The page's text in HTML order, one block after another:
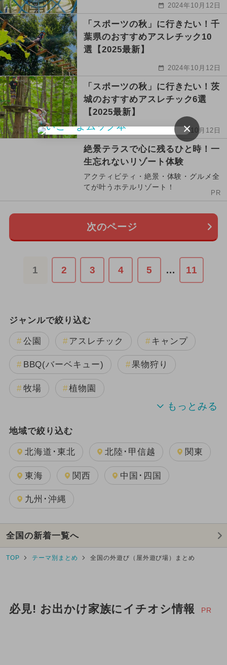
2024年10月12日
「スポーツの秋」に行きたい！千
葉県のおすすめアスレチック10
選【2025最新】
2024年10月12日
「スポーツの秋」に行きたい！茨
城のおすすめアスレチック6選
【2025最新】
2024年10月12日
絶景テラスで心に残るひと時！一
生忘れないリゾート体験
アクティビティ・絶景・体験・グルメ全
てが叶うホテルリゾート！
PR
次のページ
1 2 3 4 5 … 11
ジャンルで絞り込む
公園 アスレチック キャンプ
BBQ(バーベキュー) 果物狩り
牧場 植物園
道の駅
温泉・スパ
地域で絞り込む
北海道･東北 北陸･甲信越 関東
東海 関西 中国･四国
九州･沖縄
全国の新着一覧へ
TOP テーマ別まとめ 全国の外遊び（屋外遊び場）まとめ
必見! お出かけ家族にイチオシ情報 PR
×